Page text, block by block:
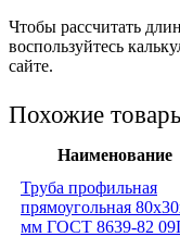
Чтобы рассчитать
воспользуйтесь
сайте.
Похожие
Наименование
Труба профильная
прямоугольная
мм ГОСТ 8639-82